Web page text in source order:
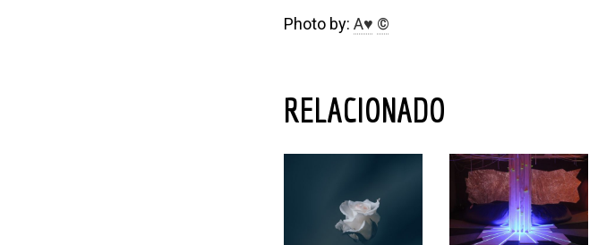
Photo by: A♥ ©
RELACIONADO